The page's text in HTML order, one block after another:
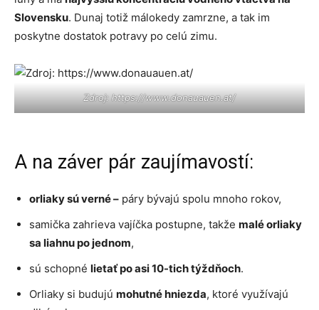
Slovensku. Dunaj totiž málokedy zamrzne, a tak im
poskytne dostatok potravy po celú zimu.
Zdroj: https://www.donauauen.at/
A na záver pár zaujímavostí:
orliaky sú verné – páry bývajú spolu mnoho rokov,
samička zahrieva vajíčka postupne, takže malé orliaky
sa liahnu po jednom,
sú schopné lietať po asi 10-tich týždňoch.
Orliaky si budujú mohutné hniezda, ktoré využívajú